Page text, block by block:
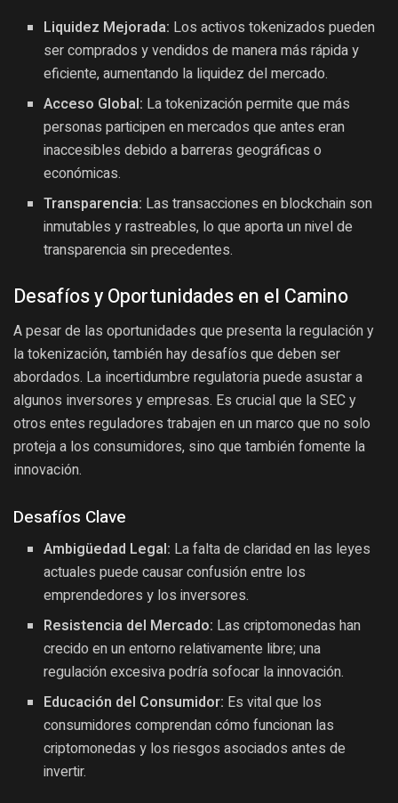
Liquidez Mejorada: Los activos tokenizados pueden
ser comprados y vendidos de manera más rápida y
eficiente, aumentando la liquidez del mercado.
Acceso Global: La tokenización permite que más
personas participen en mercados que antes eran
inaccesibles debido a barreras geográficas o
económicas.
Transparencia: Las transacciones en blockchain son
inmutables y rastreables, lo que aporta un nivel de
transparencia sin precedentes.
Desafíos y Oportunidades en el Camino
A pesar de las oportunidades que presenta la regulación y
la tokenización, también hay desafíos que deben ser
abordados. La incertidumbre regulatoria puede asustar a
algunos inversores y empresas. Es crucial que la SEC y
otros entes reguladores trabajen en un marco que no solo
proteja a los consumidores, sino que también fomente la
innovación.
Desafíos Clave
Ambigüedad Legal: La falta de claridad en las leyes
actuales puede causar confusión entre los
emprendedores y los inversores.
Resistencia del Mercado: Las criptomonedas han
crecido en un entorno relativamente libre; una
regulación excesiva podría sofocar la innovación.
Educación del Consumidor: Es vital que los
consumidores comprendan cómo funcionan las
criptomonedas y los riesgos asociados antes de
invertir.